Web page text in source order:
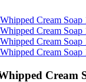
Cream